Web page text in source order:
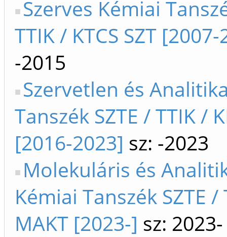
Szerves Kémiai
TTIK / KTCS SZT
-2015
Szervetlen és
Tanszék SZTE / TTIK /
[2016-2023] sz: -2023
Molekuláris és
Kémiai Tanszék SZTE /
MAKT [2023-] sz: 2023-